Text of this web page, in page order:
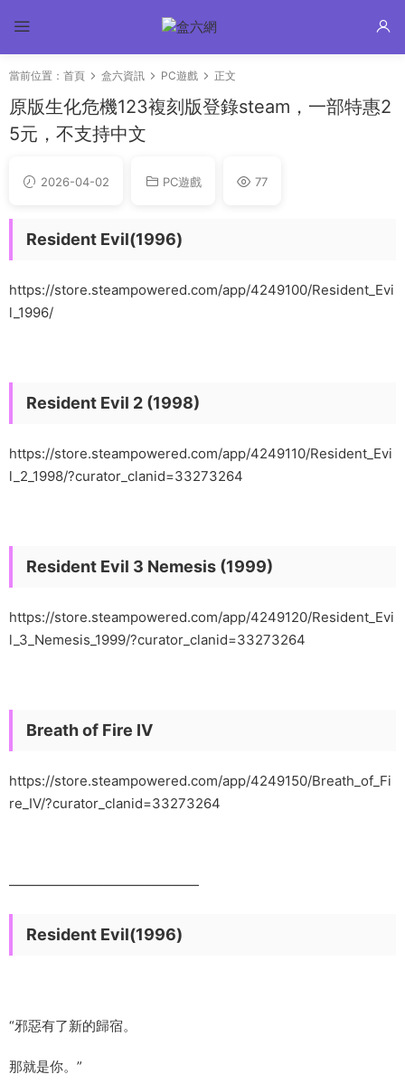
當前位置： 首頁 盒六資訊 PC遊戲 正文
原版生化危機123複刻版登錄steam，一部特惠2
5元，不支持中文
2026-04-02 PC遊戲 77
Resident Evil(1996)
https://store.steampowered.com/app/4249100/Resident_Evi
l_1996/
Resident Evil 2 (1998)
https://store.steampowered.com/app/4249110/Resident_Evi
l_2_1998/?curator_clanid=33273264
Resident Evil 3 Nemesis (1999)
https://store.steampowered.com/app/4249120/Resident_Evi
l_3_Nemesis_1999/?curator_clanid=33273264
Breath of Fire IV
https://store.steampowered.com/app/4249150/Breath_of_Fi
re_IV/?curator_clanid=33273264
——————————————
Resident Evil(1996)
“邪惡有了新的歸宿。
那就是你。”